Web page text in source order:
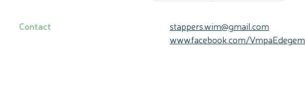
Contact E-mailstappers.wim@gmail.com
Websitewww.facebook.com/VmpaEdegem